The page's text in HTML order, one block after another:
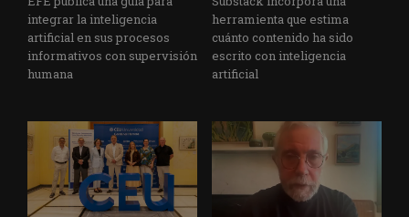
integrar la inteligencia
artificial en sus procesos
informativos con supervisión
humana
herramienta que estima
cuánto contenido ha sido
escrito con inteligencia
artificial